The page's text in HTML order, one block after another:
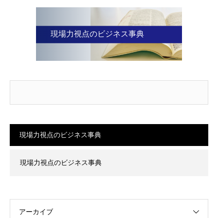
現場力視点のビジネス事典
現場力視点のビジネス事典
現場力視点のビジネス事典
アーカイブ